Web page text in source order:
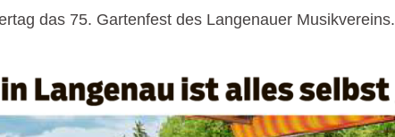
das 75. Gartenfest des Langenauer Musikvereins.